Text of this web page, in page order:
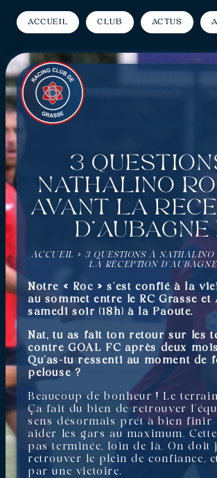
Accueil Club Actus
3
Nathalino
avant la
d’Aubagne
ACCUEIL » 3 QUESTIONS À
LA RÉCEPTION
Notre « Roc » s’est confié à la
au sommet entre le RC Grasse et
samedi soir (18h) à la Paoute.
Nat, tu as fait ton retour sur les
contre GOAL FC après deux mois
Qu’as-tu ressenti au moment de
pelouse ?
Beaucoup de bonheur ! Le terrain
Ça fait du bien de retrouver
sens désormais prêt à bien finir
aider les gars au maximum. Cette
pas terminée, loin de là. On doit
retrouver le plein de confiance,
par une victoire.